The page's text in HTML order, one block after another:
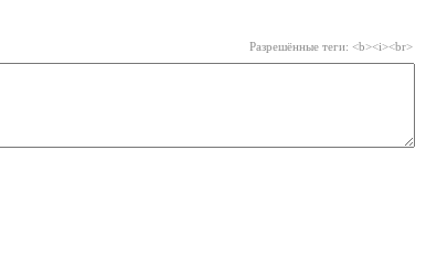
Разрешённые теги: <b><i><br>